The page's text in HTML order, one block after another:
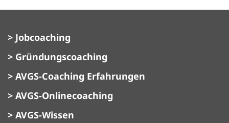
> Jobcoaching
> Gründungscoaching
> AVGS-Coaching Erfahrungen
> AVGS-Onlinecoaching
> AVGS-Wissen